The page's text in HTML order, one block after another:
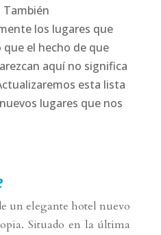
También
los lugares que
el hecho de que
aquí no significa
esta lista
lugares que nos
un elegante hotel nuevo
Situado en la última